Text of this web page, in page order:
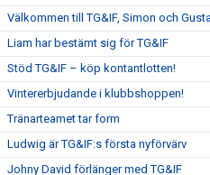
Välkommen till TG&IF, Simon och
Liam har bestämt sig för TG&IF
Stöd TG&IF – köp kontantlotten!
Vintererbjudande i klubbshoppen!
Tränarteamet tar form
Ludwig är TG&IF:s första nyförvärv
Johny David förlänger med TG&IF